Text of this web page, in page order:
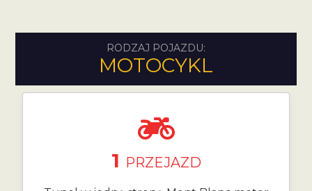
RODZAJ POJAZDU:
MOTOCYKL
1 PRZEJAZD